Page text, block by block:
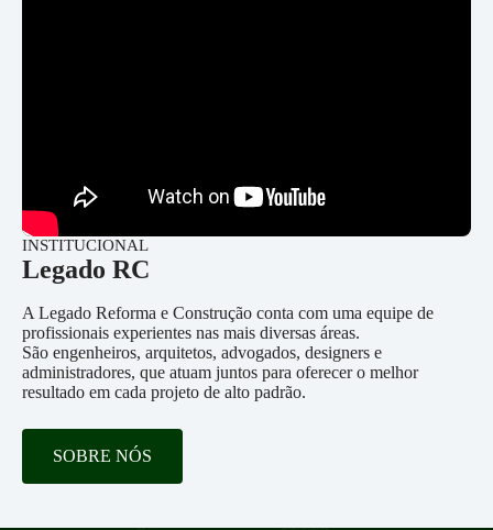
INSTITUCIONAL
Legado RC
A Legado Reforma e Construção conta com uma equipe de
profissionais experientes nas mais diversas áreas.
São engenheiros, arquitetos, advogados, designers e
administradores, que atuam juntos para oferecer o melhor
resultado em cada projeto de alto padrão.
SOBRE NÓS